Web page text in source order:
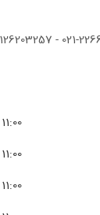
11:00 - 19:00
11:00 - 19:00
11:00 - 19:00